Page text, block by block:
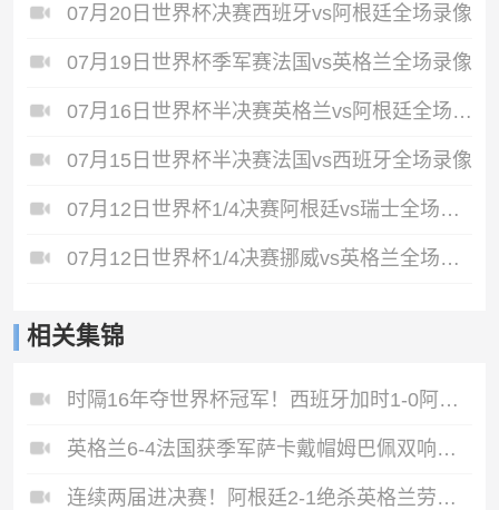
07月20日世界杯决赛西班牙vs阿根廷全场录像
07月19日世界杯季军赛法国vs英格兰全场录像
07月16日世界杯半决赛英格兰vs阿根廷全场录像
07月15日世界杯半决赛法国vs西班牙全场录像
07月12日世界杯1/4决赛阿根廷vs瑞士全场录像
07月12日世界杯1/4决赛挪威vs英格兰全场录像
相关集锦
时隔16年夺世界杯冠军！西班牙加时1-0阿根廷费兰制胜恩佐染红
英格兰6-4法国获季军萨卡戴帽姆巴佩双响创纪录奥利塞2助+失良机
连续两届进决赛！阿根廷2-1绝杀英格兰劳塔罗恩佐破门梅西两助攻